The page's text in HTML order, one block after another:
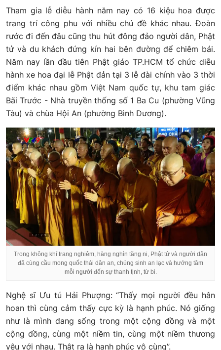
Tham gia lễ diễu hành năm nay có 16 kiệu hoa được
trang trí công phu với nhiều chủ đề khác nhau. Đoàn
rước đi đến đâu cũng thu hút đông đảo người dân, Phật
tử và du khách đứng kín hai bên đường để chiêm bái.
Năm nay lần đầu tiên Phật giáo TP.HCM tổ chức diễu
hành xe hoa đại lễ Phật đản tại 3 lễ đài chính vào 3 thời
điểm khác nhau gồm Việt Nam quốc tự, khu tam giác
Bãi Trước - Nhà truyền thống số 1 Ba Cu (phường Vũng
Tàu) và chùa Hội An (phường Bình Dương).
Trong không khí trang nghiêm, hàng nghìn tăng ni, Phật tử và người dân
đã cùng cầu mong quốc thái dân an, chúng sinh an lạc và hướng tâm
mỗi người đến sự thanh tịnh, từ bi.
Nghệ sĩ Ưu tú Hải Phượng: “Thấy mọi người đều hân
hoan thì cùng cảm thấy cực kỳ là hạnh phúc. Nó giống
như là mình đang sống trong một cộng đồng và một
cộng đồng, cùng một niềm tin, cùng một niềm thương
yêu với nhau. Thật ra là hạnh phúc vô cùng”.